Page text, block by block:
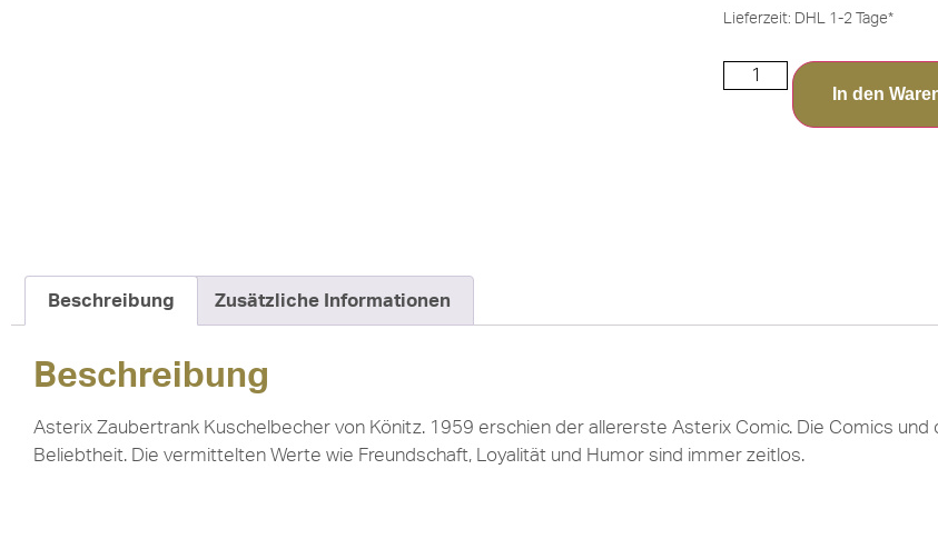
Lieferzeit: DHL 1-2 Tage*
In den
Beschreibung Zusätzliche Informationen
Beschreibung
Asterix Zaubertrank Kuschelbecher von Könitz. 1959 erschien der allererste Asterix Comic. Die Comics
Beliebtheit. Die vermittelten Werte wie Freundschaft, Loyalität und Humor sind immer zeitlos.